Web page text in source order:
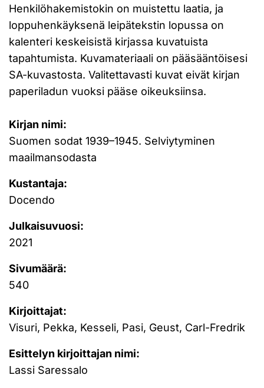
Henkilöhakemistokin on muistettu laatia, ja
loppuhenkäyksenä leipätekstin lopussa on
kalenteri keskeisistä kirjassa kuvatuista
tapahtumista. Kuvamateriaali on pääsääntöisesi
SA-kuvastosta. Valitettavasti kuvat eivät kirjan
paperiladun vuoksi pääse oikeuksiinsa.
Kirjan nimi:
Suomen sodat 1939–1945. Selviytyminen
maailmansodasta
Kustantaja:
Docendo
Julkaisuvuosi:
2021
Sivumäärä:
540
Kirjoittajat:
Visuri, Pekka, Kesseli, Pasi, Geust, Carl-Fredrik
Esittelyn kirjoittajan nimi:
Lassi Saressalo